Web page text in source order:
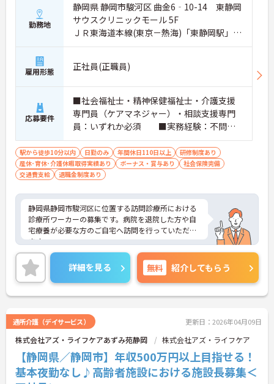
勤務地
静岡県 静岡市駿河区 曲金6‐10-14 東静岡
サウスクリニックモール 5F
ＪＲ東海道本線(東京－熱海)「東静岡駅」徒
歩6分
雇用形態 正社員(正職員)
応募要件
■社会福祉士・精神保健福祉士・介護支援
専門員（ケアマネジャー）・相談支援専門
員：いずれか必須 ■実務経験：不問
（相談支援業務） ※PCスキル：Excel・
Wordの基本操作程度 ■普通自動車運転
免許（AT限定可）：不問
駅から徒歩10分以内 日勤のみ 年間休日110日以上
研修制度あり
産休･育休･介護休暇取得実績あり
ボーナス・賞与あり
社会保険完備
交通費支給
退職金制度あり
静岡県静岡市駿河区に位置する訪問診療所における
診療所ワーカーの募集です。病院を退院した方や自
宅療養が必要な方のご自宅へ訪問を行っていただき
ます。
年間休日は120日以上もあり、プライベートを大切
にしながらご勤務いただけます。また、勤務時間は
日勤のみなのでメリハリのある働き方が可能です。
ご興味のある方には、面接対策ポイントなど、さら
に詳細をお話しいたしますのでお気軽にご相談くだ
詳細を見る 無料 紹介してもらう
通所介護（デイサービス） 更新日：2026年04月09日
株式会社アズ・ライフケアあずみ苑静岡 株式会社アズ・ライフケア
【静岡県／静岡市】年収500万円以上目指せる！
基本夜勤なし♪高齢者施設における施設長募集＜